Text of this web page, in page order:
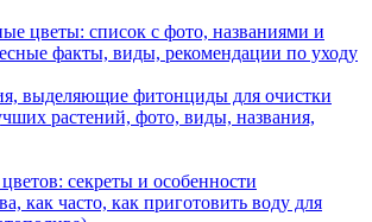
цветы: список с фото, названиями и
факты, виды, рекомендации по уходу
выделяющие фитонциды для очистки
растений, фото, виды, названия,
секреты и особенности
как часто, как приготовить воду для